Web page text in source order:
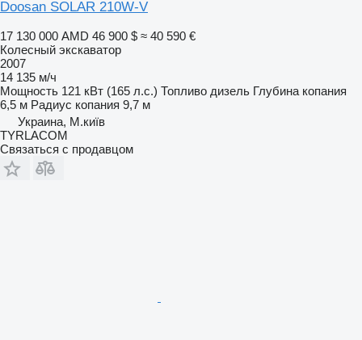
Doosan SOLAR 210W-V
17 130 000 AMD 46 900 $ ≈ 40 590 €
Колесный экскаватор
2007
14 135 м/ч
Мощность 121 кВт (165 л.с.) Топливо дизель Глубина копания
6,5 м Радиус копания 9,7 м
Украина, М.київ
TYRLACOM
Связаться с продавцом